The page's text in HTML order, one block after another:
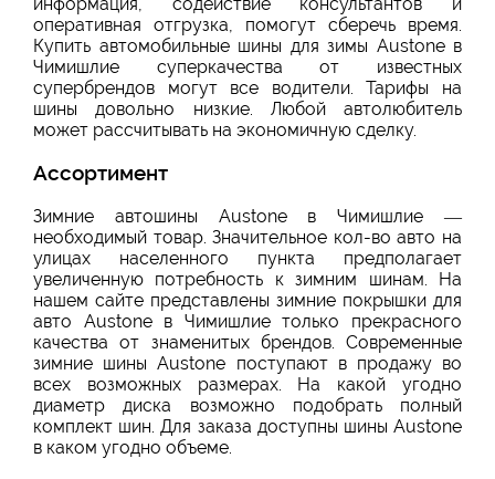
оперативная отгрузка, помогут сберечь время.
Купить автомобильные шины для зимы Austone в
Чимишлие суперкачества от известных
супербрендов могут все водители. Тарифы на
шины довольно низкие. Любой автолюбитель
может рассчитывать на экономичную сделку.
Ассортимент
Зимние автошины Austone в Чимишлие —
необходимый товар. Значительное кол-во авто на
улицах населенного пункта предполагает
увеличенную потребность к зимним шинам. На
нашем сайте представлены зимние покрышки для
авто Austone в Чимишлие только прекрасного
качества от знаменитых брендов. Современные
зимние шины Austone поступают в продажу во
всех возможных размерах. На какой угодно
диаметр диска возможно подобрать полный
комплект шин. Для заказа доступны шины Austone
в каком угодно объеме.